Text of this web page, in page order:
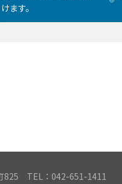
けます。
825 TEL：042-651-1411